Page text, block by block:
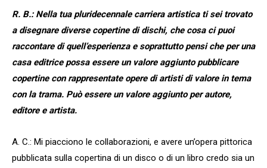
R. B.: Nella tua pluridecennale carriera artistica ti sei trovato
a disegnare diverse copertine di dischi, che cosa ci puoi
raccontare di quell’esperienza e soprattutto pensi che per una
casa editrice possa essere un valore aggiunto pubblicare
copertine con rappresentate opere di artisti di valore in tema
con la trama. Può essere un valore aggiunto per autore,
editore e artista.
A. C.: Mi piacciono le collaborazioni, e avere un’opera pittorica
pubblicata sulla copertina di un disco o di un libro credo sia un